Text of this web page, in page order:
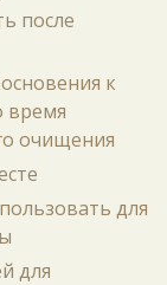
после
к
время
очищения
для
для